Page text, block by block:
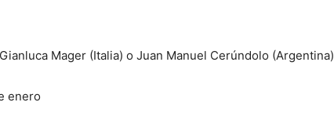
Mager (Italia) o Juan Manuel Cerúndolo (Argentina)
enero